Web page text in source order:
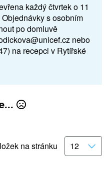
každý čtvrtek o 11
s osobním
po domluvě
nebo
na recepci v Rytířské
na stránku